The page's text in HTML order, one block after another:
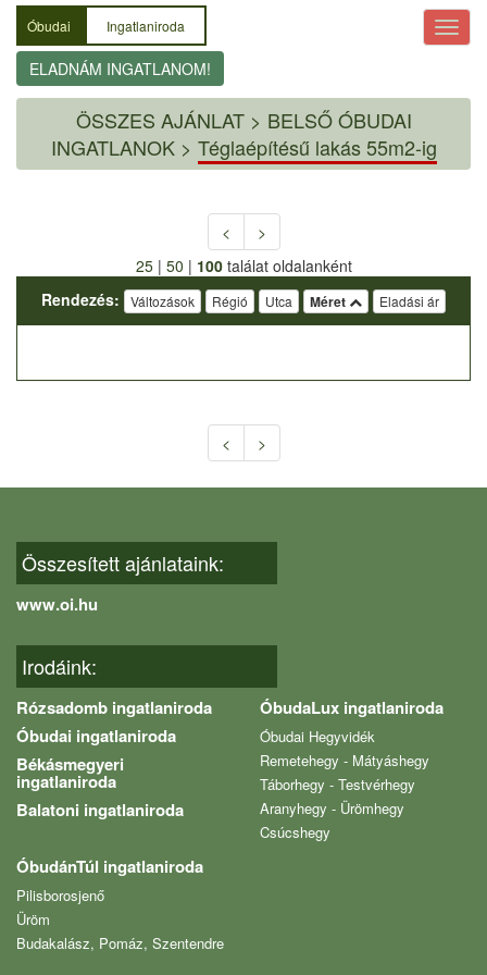
Óbudai Ingatlaniroda
ELADNÁM INGATLANOM!
ÖSSZES AJÁNLAT> BELSŐ ÓBUDAI
INGATLANOK > Téglaépítésű lakás 55m2-ig
<
>
25| 50 | 100találat oldalanként
Rendezés:
Változások Régió Utca Méret Eladási ár
< >
Összesített ajánlataink:
www.oi.hu
Irodáink:
Rózsadomb ingatlaniroda
Óbudai ingatlaniroda
Békásmegyeri
ingatlaniroda
Balatoni ingatlaniroda
ÓbudaLux ingatlaniroda
Óbudai Hegyvidék
Remetehegy - Mátyáshegy
Táborhegy - Testvérhegy
Aranyhegy - Ürömhegy
Csúcshegy
ÓbudánTúl ingatlaniroda
Pilisborosjenő
Üröm
Budakalász, Pomáz, Szentendre